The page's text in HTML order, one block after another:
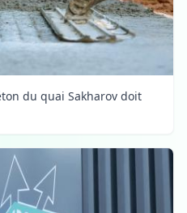
du quai Sakharov doit